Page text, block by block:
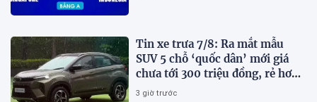
Tin xe trưa 7/8: Ra mắt mẫu
SUV 5 chỗ ‘quốc dân’ mới giá
chưa tới 300 triệu đồng, rẻ hơn
Kia Morning và Hyundai Grand
3 giờ trước